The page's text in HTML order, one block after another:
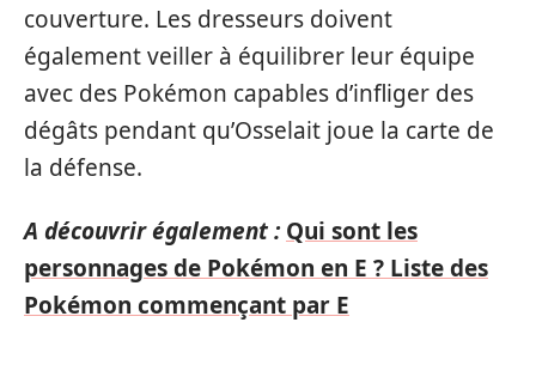
couverture. Les dresseurs doivent
également veiller à équilibrer leur équipe
avec des Pokémon capables d’infliger des
dégâts pendant qu’Osselait joue la carte de
la défense.
A découvrir également : Qui sont les
personnages de Pokémon en E ? Liste des
Pokémon commençant par E